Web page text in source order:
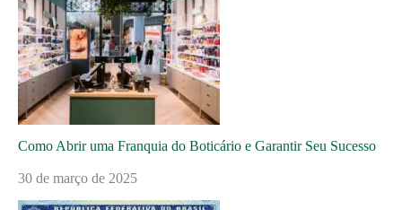
Como Abrir uma Franquia do Boticário e Garantir Seu Sucesso
30 de março de 2025